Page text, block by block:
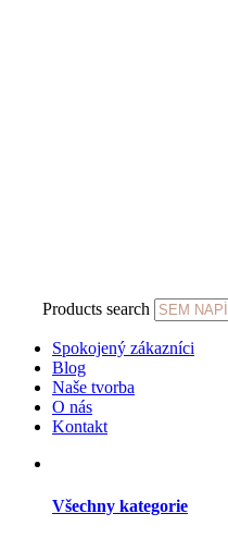
Products search
Spokojený zákazníci
Blog
Naše tvorba
O nás
Kontakt
Všechny kategorie